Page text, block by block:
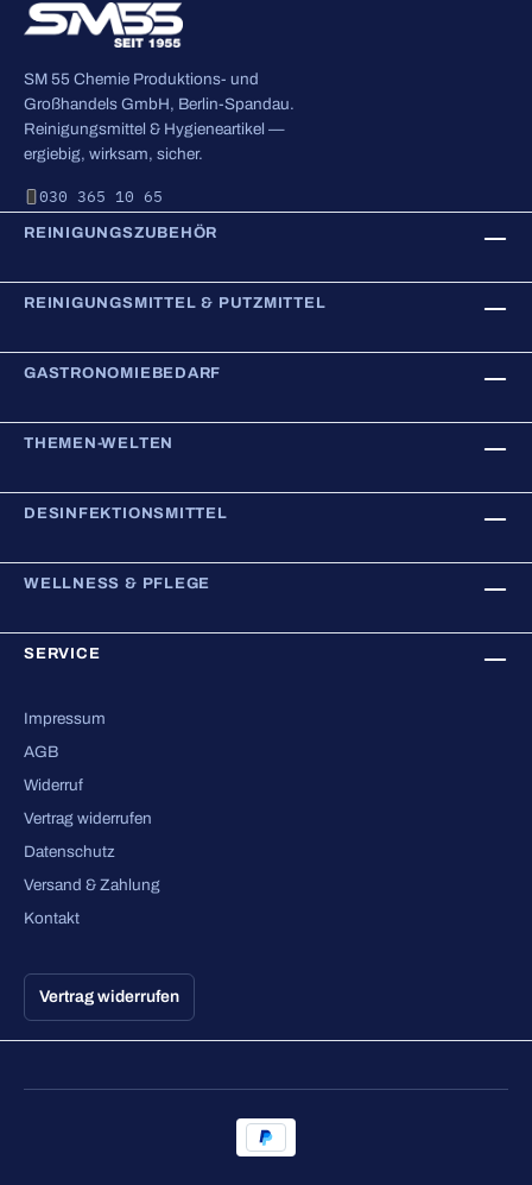
SM 55 Chemie Produktions- und
Großhandels GmbH, Berlin-Spandau.
Reinigungsmittel & Hygieneartikel —
ergiebig, wirksam, sicher.
030 365 10 65
REINIGUNGSZUBEHÖR
REINIGUNGSMITTEL & PUTZMITTEL
GASTRONOMIEBEDARF
THEMEN-WELTEN
DESINFEKTIONSMITTEL
WELLNESS & PFLEGE
SERVICE
Impressum
AGB
Widerruf
Vertrag widerrufen
Datenschutz
Versand & Zahlung
Kontakt
Vertrag widerrufen